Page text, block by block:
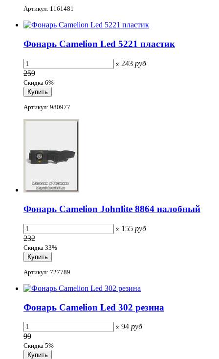
Артикул: 1161481
Фонарь Camelion Led 5221 пластик
x 243 руб
259
Скидка 6%
Артикул: 980977
Фонарь Camelion Johnlite 8864 налобный
x 155 руб
232
Скидка 33%
Артикул: 727789
Фонарь Camelion Led 302 резина
x 94 руб
99
Скидка 5%